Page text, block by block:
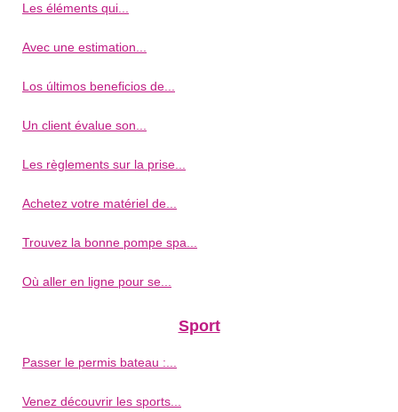
Les éléments qui...
Avec une estimation...
Los últimos beneficios de...
Un client évalue son...
Les règlements sur la prise...
Achetez votre matériel de...
Trouvez la bonne pompe spa...
Où aller en ligne pour se...
Sport
Passer le permis bateau :...
Venez découvrir les sports...